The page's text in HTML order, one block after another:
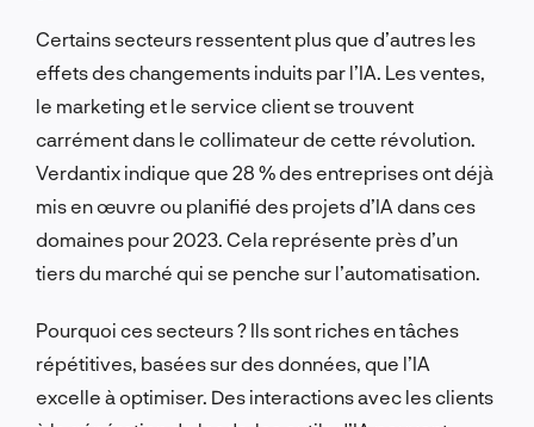
Certains secteurs ressentent plus que d’autres les
effets des changements induits par l’IA. Les ventes,
le marketing et le service client se trouvent
carrément dans le collimateur de cette révolution.
Verdantix indique que 28 % des entreprises ont déjà
mis en œuvre ou planifié des projets d’IA dans ces
domaines pour 2023. Cela représente près d’un
tiers du marché qui se penche sur l’automatisation.
Pourquoi ces secteurs ? Ils sont riches en tâches
répétitives, basées sur des données, que l’IA
excelle à optimiser. Des interactions avec les clients